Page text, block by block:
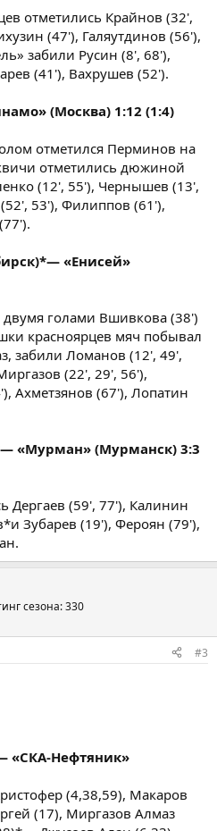
отметились Крайнов (32',
(47'), Галяутдинов (56'),
забили Русин (8', 68'),
(41'), Вахрушев (52').
(Москва) 1:12 (1:4)
отметился Перминов на
отметились дюжиной
(12', 55'), Чернышев (13',
53'), Филиппов (61'),
«Енисей»
голами Вшивкова (38')
красноярцев мяч побывал
забили Ломанов (12', 49',
(22', 29', 56'),
Ахметзянов (67'), Лопатин
«Мурман» (Мурманск) 3:3
Дергаев (59', 77'), Калинин
Зубарев (19'), Фероян (79'),
сезона: 330
#3
«СКА-Нефтяник»
(4,38,59), Макаров
(17), Миргазов Алмаз